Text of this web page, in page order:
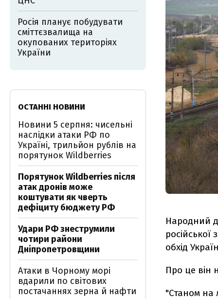
Народний
обхід
Про це він
"Станом на
Росія планує побудувати
сміттєзвалища на
окупованих територіях
України
ОСТАННІ НОВИНИ
Новини 5 серпня: чисельні
наслідки атаки РФ по
Україні, трильйон рублів на
порятунок Wildberries
Порятунок Wildberries після
атак дронів може
коштувати як чверть
дефіциту бюджету РФ
Удари РФ знеструмили
чотири райони
Дніпропетровщини
Атаки в Чорному морі
вдарили по світових
постачаннях зерна й нафти